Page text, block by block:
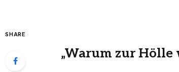
SHARE
„Warum zur Hölle